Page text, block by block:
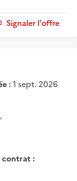
Signaler l'offre
:1 sept. 2026
contrat :